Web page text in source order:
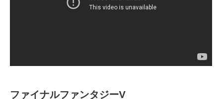
ファイナルファンタジーV